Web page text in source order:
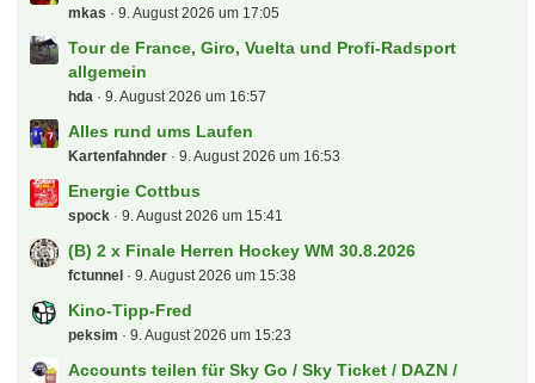
mkas 9. August 2026 um 17:05
Tour de France, Giro, Vuelta und Profi-Radsport
allgemein
hda 9. August 2026 um 16:57
Alles rund ums Laufen
Kartenfahnder 9. August 2026 um 16:53
Energie Cottbus
spock 9. August 2026 um 15:41
(B) 2 x Finale Herren Hockey WM 30.8.2026
fctunnel 9. August 2026 um 15:38
Kino-Tipp-Fred
peksim 9. August 2026 um 15:23
Accounts teilen für Sky Go / Sky Ticket / DAZN /